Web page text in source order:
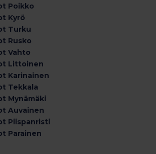
Poikko
Kyrö
Turku
Rusko
Vahto
Littoinen
Karinainen
Tekkala
Mynämäki
Auvainen
Piispanristi
Parainen